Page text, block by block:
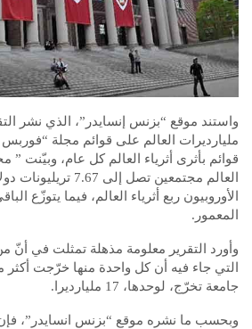
واستند موقع “بزنس إنسايدر”، الذي نشر
مليارديرات العالم على قوائم مجلة
قوائم بأثرى أثرياء العالم كل عام، وبيّنت ”
العالم مجتمعين تصل
الأوروبيون ربع أثرياء العالم، فيما يتوزّع
المعمور.
وأورد التقرير معلومة مذهلة تمثلت في أنّ
التي جاء فيه أن كل واحدة منها خرّجت أكثر
جامعة تخرّج، لوحدها، 17 مليارديرا.
وبحسب ما نشره موقع “بزنس انسايدر”،